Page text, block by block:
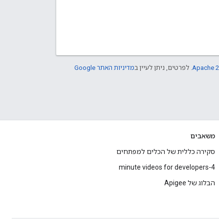
Apache. לפרטים, ניתן לעיין ב מדיניות האתר Google
משאבים
סקירה כללית של הכלים למפתחים
4-minute videos for developers
הבלוג של Apigee